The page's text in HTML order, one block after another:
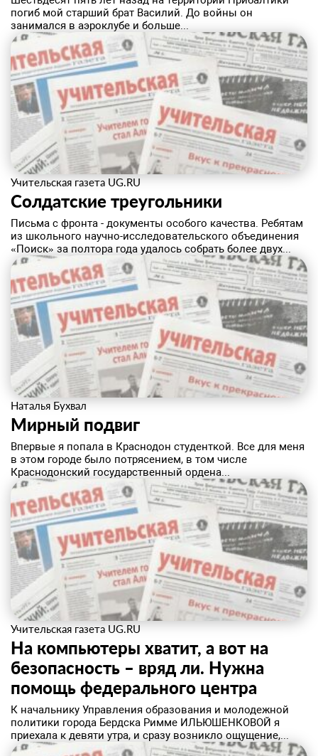
погиб мой старший брат Василий. До войны он
занимался в аэроклубе и больше...
Учительская газета UG.RU
Солдатские треугольники
Письма с фронта - документы особого качества. Ребятам
из школьного научно-исследовательского объединения
«Поиск» за полтора года удалось собрать более двух...
Наталья Бухвал
Мирный подвиг
Впервые я попала в Краснодон студенткой. Все для меня
в этом городе было потрясением, в том числе
Краснодонский государственный ордена...
Учительская газета UG.RU
На компьютеры хватит, а вот на
безопасность – вряд ли. Нужна
помощь федерального центра
К начальнику Управления образования и молодежной
политики города Бердска Римме ИЛЬЮШЕНКОВОЙ я
приехала к девяти утра, и сразу возникло ощущение,...